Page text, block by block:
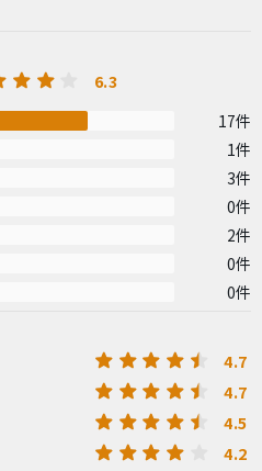
6.3
17件
1件
3件
0件
2件
0件
0件
4.7
4.7
4.5
4.2